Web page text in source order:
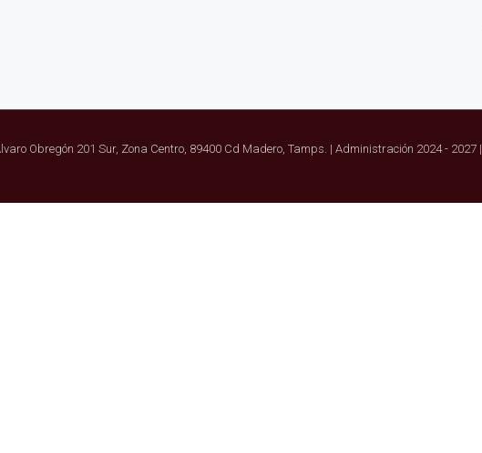
Obregón 201 Sur, Zona Centro, 89400 Cd Madero, Tamps. | Administración 2024 - 2027 |